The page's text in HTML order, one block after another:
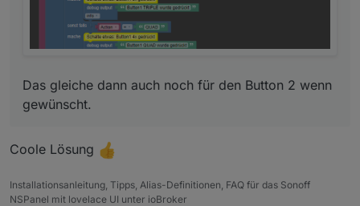
Das gleiche dann auch noch für den Button 2 wenn
gewünscht.
Coole Lösung
Installationsanleitung, Tipps, Alias-Definitionen, FAQ für das Sonoff
NSPanel mit lovelace UI unter ioBroker